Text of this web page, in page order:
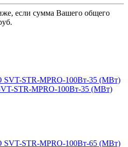
если сумма Вашего общего
STR-MPRO-100Вт-35 (MВт)